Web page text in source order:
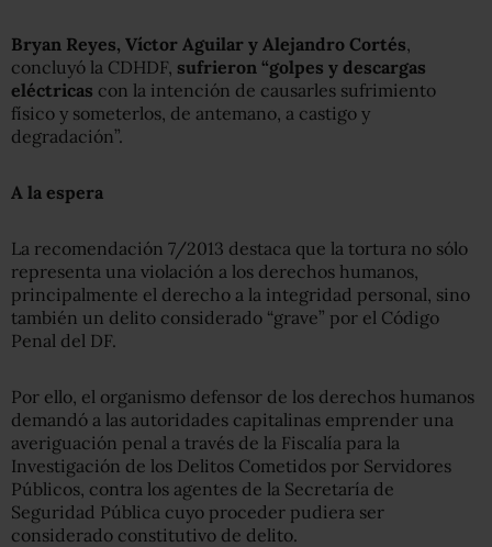
Bryan Reyes, Víctor Aguilar y Alejandro Cortés
concluyó la CDHDF, sufrieron “golpes y descargas
eléctricas con la intención de causarles sufrimiento
físico y someterlos, de antemano, a castigo y
degradación”.
A la espera
La recomendación 7/2013 destaca que la tortura no sólo
representa una violación a los derechos humanos,
principalmente el derecho a la integridad personal, sino
también un delito considerado “grave” por el Código
Penal del DF.
Por ello, el organismo defensor de los derechos humanos
demandó a las autoridades capitalinas emprender una
averiguación penal a través de la Fiscalía para la
Investigación de los Delitos Cometidos por Servidores
Públicos, contra los agentes de la Secretaría de
Seguridad Pública cuyo proceder pudiera ser
considerado constitutivo de delito.